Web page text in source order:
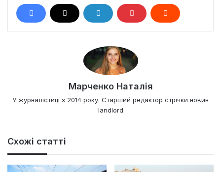
Марченко Наталія
У журналістиці з 2014 року. Старший редактор стрічки новин
landlord
Схожі статті